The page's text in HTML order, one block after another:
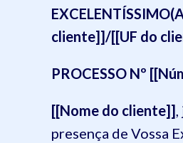
cliente]]/[[UF do
PROCESSO Nº
[[Nome do cliente]],
presença de Vossa